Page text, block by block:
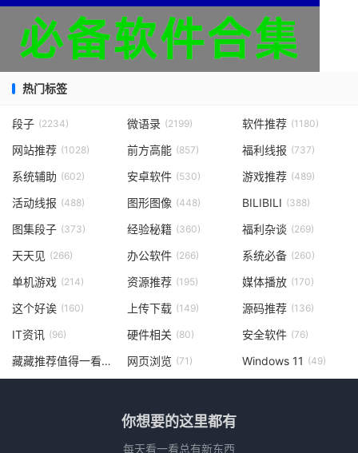
热门标签
段子 (2234) 微语录 (2199) 软件推荐 (1180)
网站推荐 (1028) 前方高能 (857) 福利线报 (737)
系统辅助 (602) 安卓软件 (530) 游戏推荐 (489)
活动线报 (488) 图形图像 (448) BILIBILI (388)
图集段子 (373) 经验秘籍 (360) 福利杂谈 (269)
天天见 (266) 办公软件 (266) 系统必备 (260)
单机游戏 (214) 资源推荐 (195) 媒体播放 (170)
这个好诶 (160) 上传下载 (149) 源码推荐 (136)
IT资讯 (96) 硬件相关 (80) 安全软件 (76)
藏藏推荐值得一看(73) 网页浏览 (71) Windows 11 (49)
你想要的这里都有
每天看一看总有新东西